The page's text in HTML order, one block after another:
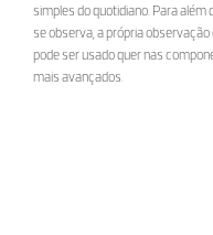
simples do quotidiano. Para
se observa, a própria
pode ser usado quer nas
mais avançados.